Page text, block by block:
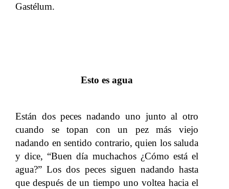
Gastélum.
Esto es agua
Están dos peces nadando uno junto al otro
cuando se topan con un pez más viejo
nadando en sentido contrario, quien los saluda
y dice, “Buen día muchachos ¿Cómo está el
agua?” Los dos peces siguen nadando hasta
que después de un tiempo uno voltea hacia el